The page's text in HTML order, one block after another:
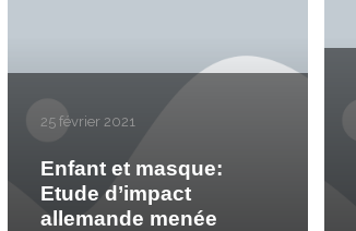
25 février 2021
Enfant et masque:
Etude d’impact
allemande menée